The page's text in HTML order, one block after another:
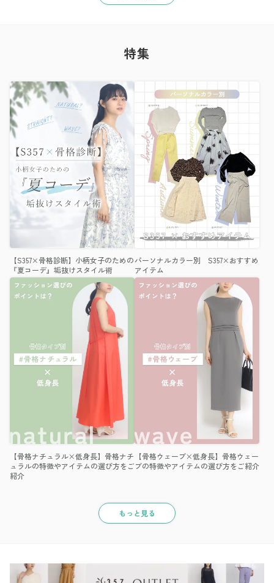
特集
【S357×骨格診断】小柄女子のための
『夏コーデ』垢抜けスタイル術
パーソナルカラー別 S357×おすすめ
アイテム
【骨格ナチュラル×低身長】骨格ナチ
ュラルの特徴やアイテムの選び方をご
紹介
【骨格ウェーブ×低身長】骨格ウェー
ブの特徴やアイテムの選び方をご紹介
もっと見る